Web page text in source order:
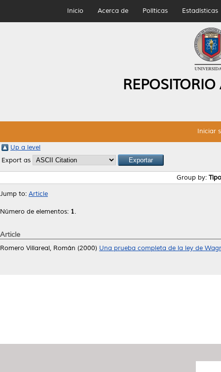
Inicio Acerca de Políticas Estadísticas
Iniciar
Up a level
Export as
Group by:
Jump to: Article
Número de elementos: 1.
Article
Romero Villareal, Román (2000) Una prueba completa de la ley de